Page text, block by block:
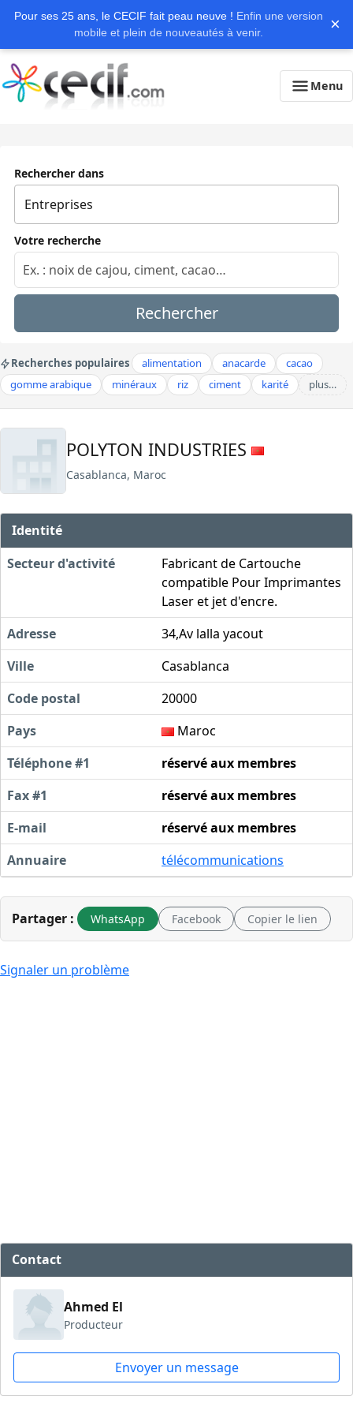
Pour ses 25 ans, le CECIF fait peau neuve ! Enfin une version
mobile et plein de nouveautés à venir.
×
Menu
Rechercher dans
Votre recherche
Rechercher
Recherches populaires alimentation anacarde
cacao
gomme arabique
minéraux riz ciment karité plus…
POLYTON INDUSTRIES
Casablanca, Maroc
Identité
Secteur d'activité
Fabricant de Cartouche
compatible Pour Imprimantes
Laser et jet d'encre.
Adresse
34,Av lalla yacout
Ville
Casablanca
Code postal
20000
Pays
Maroc
Téléphone #1
réservé aux membres
Fax #1
réservé aux membres
E-mail
réservé aux membres
Annuaire
télécommunications
Partager : WhatsApp Facebook Copier le lien
Signaler un problème
Contact
Ahmed El
Producteur
Envoyer un message